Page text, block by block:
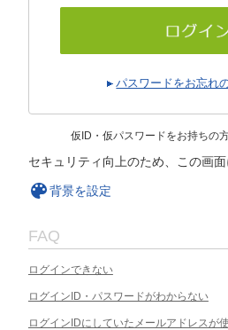
パスワードをお忘れ
仮ID・仮パスワードをお持ちの
セキュリティ向上のため、この画面
背景を設定
FAQ
ログインできない
ログインID・パスワードがわからない
ログインIDにしていたメールアドレスが